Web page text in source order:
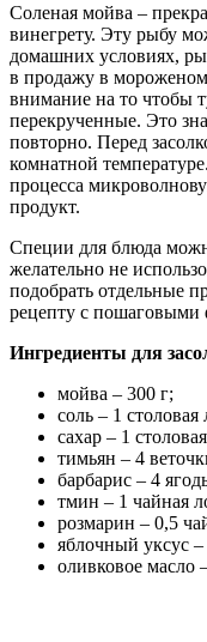
Соленая мойва –
винегрету. Эту рыбу
домашних условиях,
в продажу в
внимание на то чтобы
перекрученные. Это
повторно. Перед
комнатной
процесса
продукт.
Специи для блюда
желательно не
подобрать отдельные
рецепту с пошаговыми
Ингредиенты для
мойва – 300 г;
соль – 1 столовая
сахар – 1
тимьян – 4
барбарис – 4
тмин – 1 чайная
розмарин – 0,5
яблочный уксус
оливковое масло